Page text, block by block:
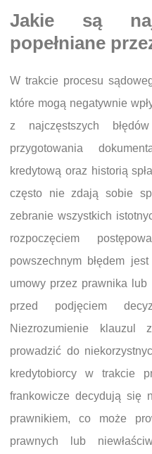
Jakie są
popełniane
W trakcie procesu
które mogą negatywnie
z najczęstszych
przygotowania
kredytową oraz historią
często nie zdają sobie
zebranie wszystkich
rozpoczęciem
powszechnym błędem
umowy przez prawnika
przed podjęciem
Niezrozumienie klauzul
prowadzić do
kredytobiorcy w trakcie
frankowicze decydują się
prawnikiem, co może
prawnych lub